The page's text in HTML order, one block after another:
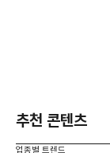
추천 콘텐츠
업종별 트렌드